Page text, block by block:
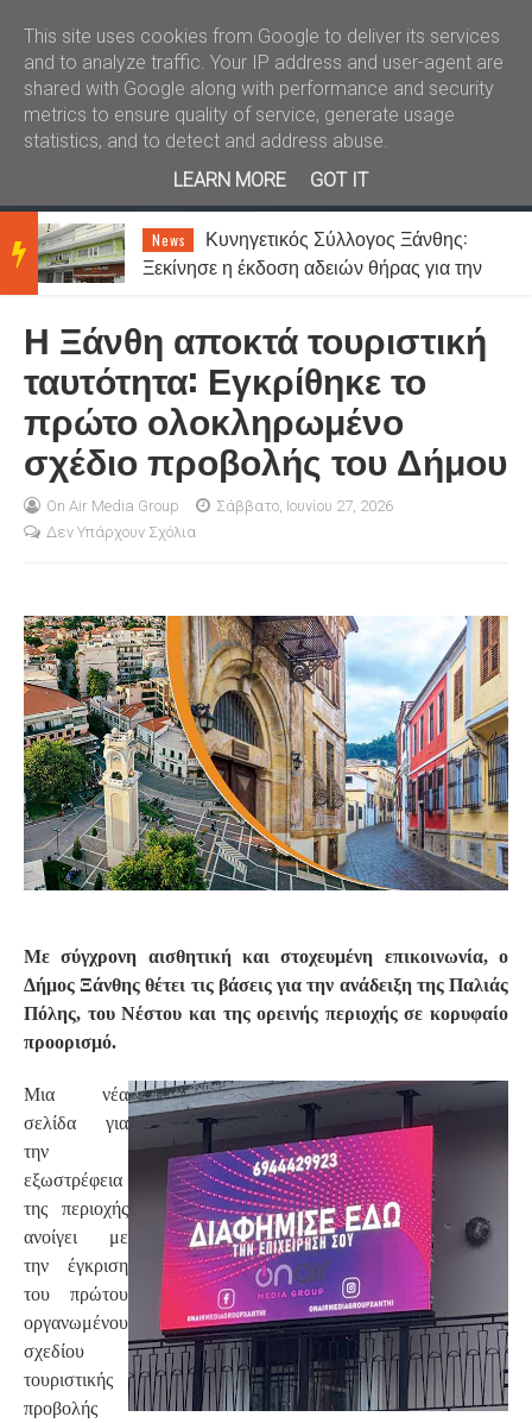
Καλώς ήλθατε Kral News
BRE
AKIN
NEW
News
Κυνηγετικός Σύλλογος Ξάνθης:
Ξεκίνησε η έκδοση αδειών θήρας για την
Η Ξάνθη αποκτά τουριστική
ταυτότητα: Εγκρίθηκε το
πρώτο ολοκληρωμένο
σχέδιο προβολής του Δήμου
On Air Media Group
Σάββατο, Ιουνίου 27, 2026
Δεν Υπάρχουν Σχόλια
Με σύγχρονη αισθητική και στοχευμένη επικοινωνία, ο
Δήμος Ξάνθης θέτει τις βάσεις για την ανάδειξη της Παλιάς
Πόλης, του Νέστου και της ορεινής περιοχής σε κορυφαίο
προορισμό.
Μια νέα
σελίδα για
την
εξωστρέφεια
της περιοχής
ανοίγει με
την έγκριση
του πρώτου
οργανωμένου
σχεδίου
τουριστικής
προβολής
This site uses cookies from Google to deliver its services
and to analyze traffic. Your IP address and user-agent are
shared with Google along with performance and security
metrics to ensure quality of service, generate usage
statistics, and to detect and address abuse.
LEARN MORE
GOT IT